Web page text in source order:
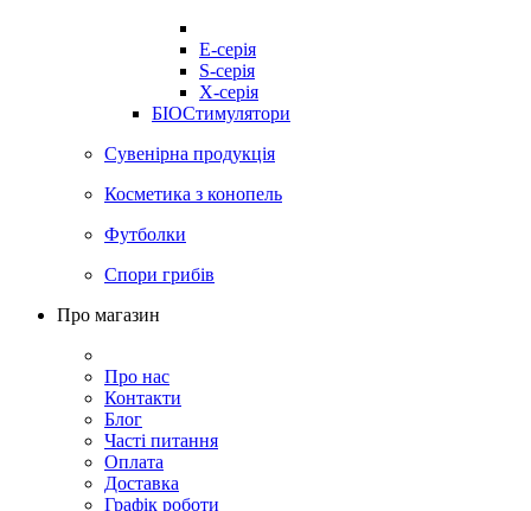
E-серія
S-серія
X-серія
БІОСтимулятори
Сувенірна продукція
Косметика з конопель
Футболки
Спори грибів
Про магазин
Про нас
Контакти
Блог
Часті питання
Оплата
Доставка
Графік роботи